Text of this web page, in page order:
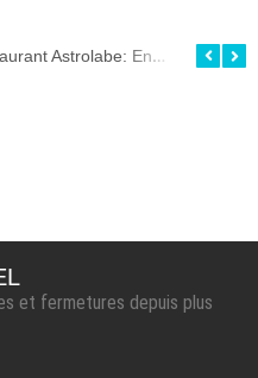
Restaurant Astrolabe: Enseigne
et fermetures depuis plus